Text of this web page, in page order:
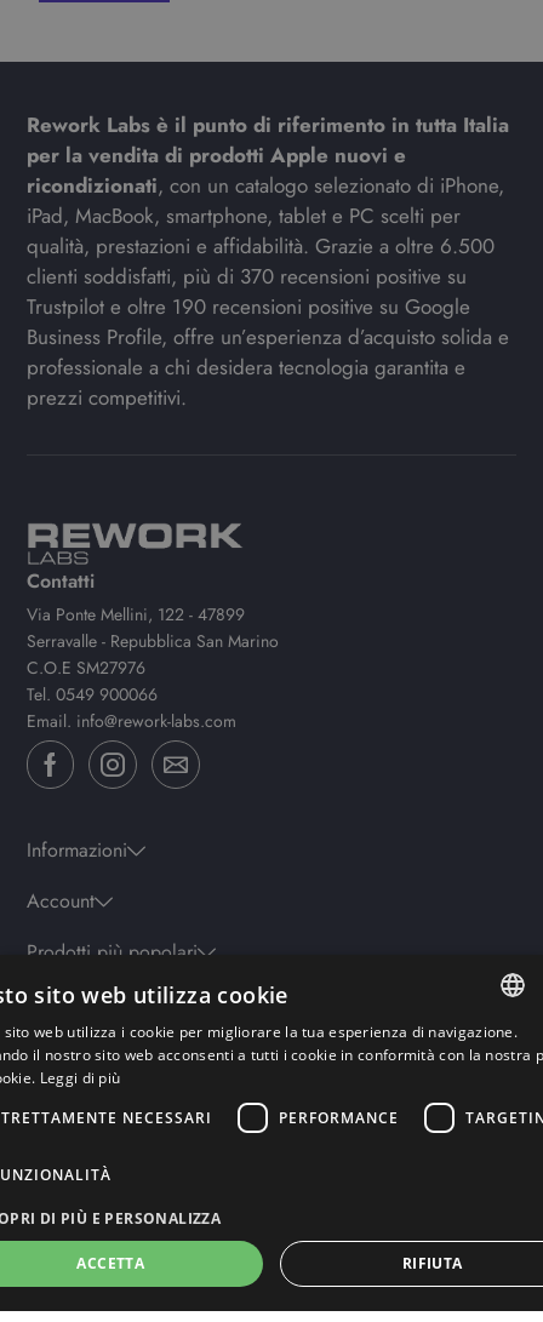
Rework Labs è il punto di riferimento in tutta Italia
per la vendita di prodotti Apple nuovi e
ricondizionati, con un catalogo selezionato di iPhone,
iPad, MacBook, smartphone, tablet e PC scelti per
qualità, prestazioni e affidabilità. Grazie a oltre 6.500
clienti soddisfatti, più di 370 recensioni positive su
Trustpilot e oltre 190 recensioni positive su Google
Business Profile, offre un’esperienza d’acquisto solida e
professionale a chi desidera tecnologia garantita e
prezzi competitivi.
Contatti
Via Ponte Mellini, 122 - 47899
Serravalle - Repubblica San Marino
C.O.E SM27976
Tel.0549 900066
Email. info@rework-labs.com
Informazioni
Account
Prodotti più popolari
Orari
Lun-ven: 9.30-19.30 - Sab: 10-13 | 15.30-19.30 - Domenica: chiuso
ITALIAN
GERMAN
sito web utilizza cookie
sito web utilizza i cookie per migliorare la tua esperienza di navigazione.
il nostro sito web acconsenti a tutti i cookie in conformità con la nostra
Leggi di più
NECESSARI
PERFORMANCE
DI PIÙ E PERSONALIZZA
ACCETTA RIFIUTA